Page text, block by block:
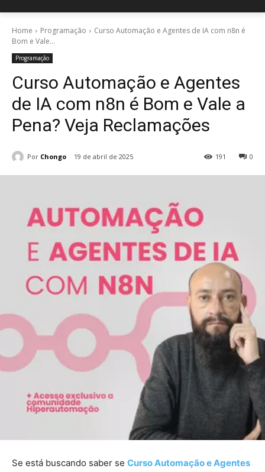
Home Programação
Curso Automação e Agentes de IA com n8n é
Bom e Vale...
Programação
Curso Automação e Agentes
de IA com n8n é Bom e Vale a
Pena? Veja Reclamações
Por Chongo 19 de abril de 2025 0
191
Se está buscando saber se Curso Automação e Agentes